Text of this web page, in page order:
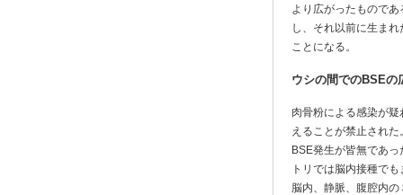
より広がったもので
し、それ以前に生ま
ことになる。
ウシの間でのBSEの
肉骨粉による感染が
えることが禁止され
BSE発生が皆無であ
トリでは脳内接種で
脳内、静脈、腹腔内